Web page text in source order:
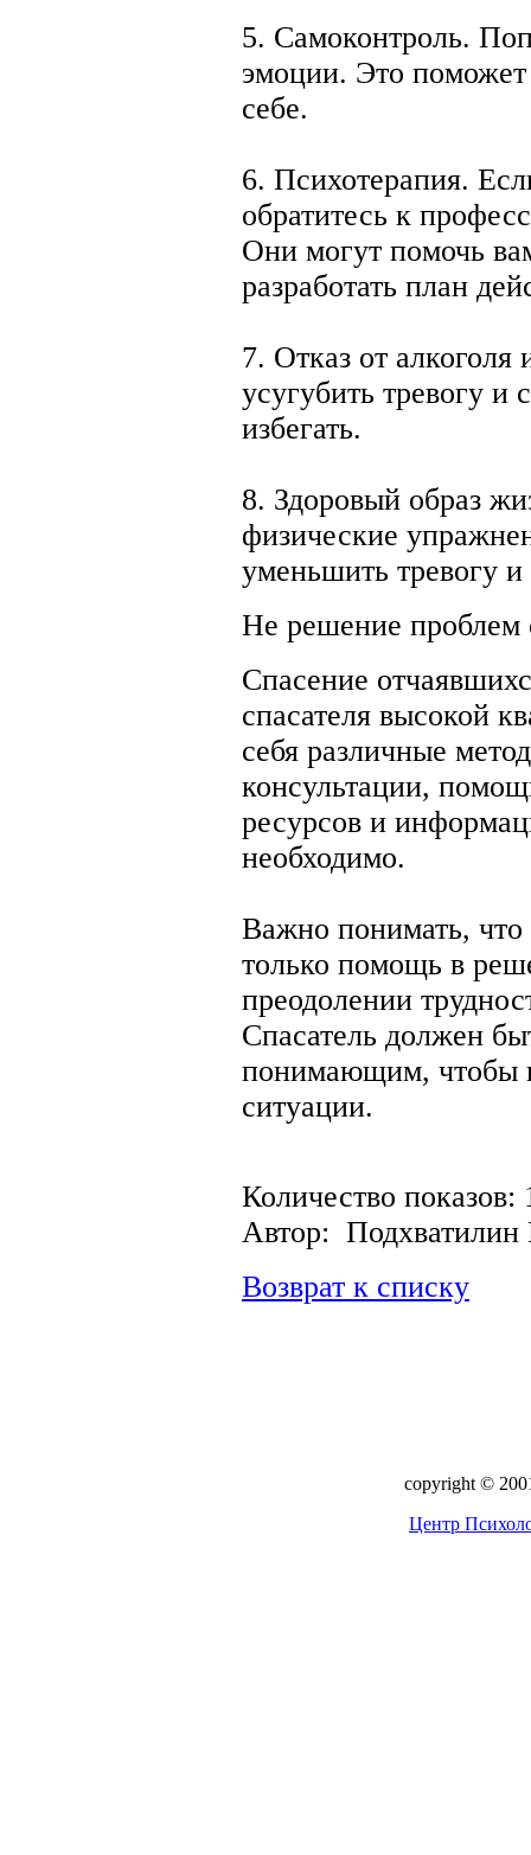
5. Самоконтроль.
эмоции. Это
себе.
6. Психотерапия.
обратитесь к
Они могут помочь
разработать план
7. Отказ от алкоголя
усугубить тревогу и
избегать.
8. Здоровый образ
физические
уменьшить тревогу
Не решение проблем
Спасение
спасателя высокой
себя различные
консультации,
ресурсов и
необходимо.
Важно понимать, что
только помощь в
преодолении
Спасатель должен
понимающим, чтобы
ситуации.
Количество показов:
Автор: Подхватилин
Возврат к списку
copyright ©
Центр